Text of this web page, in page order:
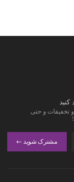
تخفیفات و حتی
مشترک شوید